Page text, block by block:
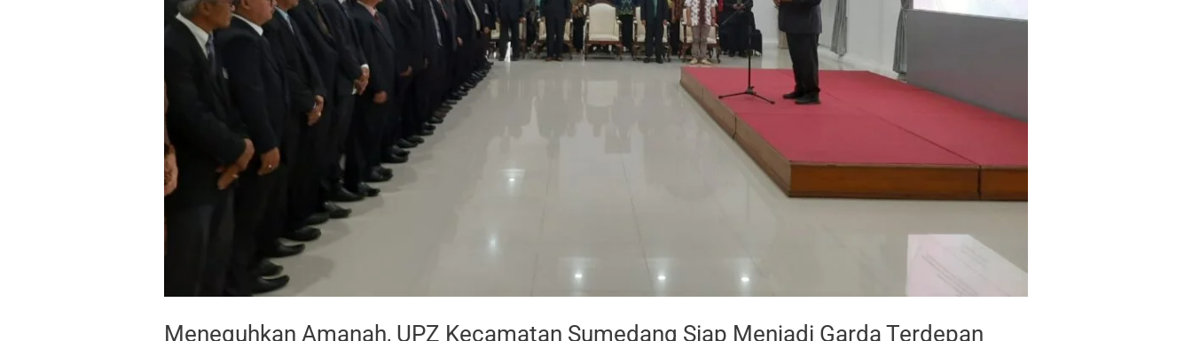
Meneguhkan Amanah, UPZ Kecamatan Sumedang Siap Menjadi Garda Terdepan